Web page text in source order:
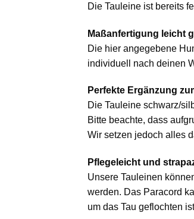
Die Tauleine ist bereits
Maßanfertigung leicht
Die hier angegebene
individuell nach deinen
Perfekte Ergänzung
Die Tauleine schwarz/
Bitte beachte, dass
Wir setzen jedoch alles
Pflegeleicht und
Unsere Tauleinen
werden. Das Paracord
um das Tau geflochten